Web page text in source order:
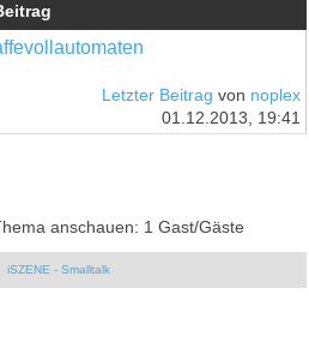
Letzter Beitrag von noplex
01.12.2013, 19:41
anschauen: 1 Gast/Gäste
iSZENE - Smalltalk